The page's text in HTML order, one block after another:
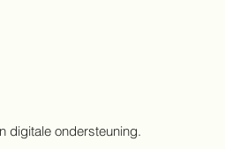
digitale ondersteuning.